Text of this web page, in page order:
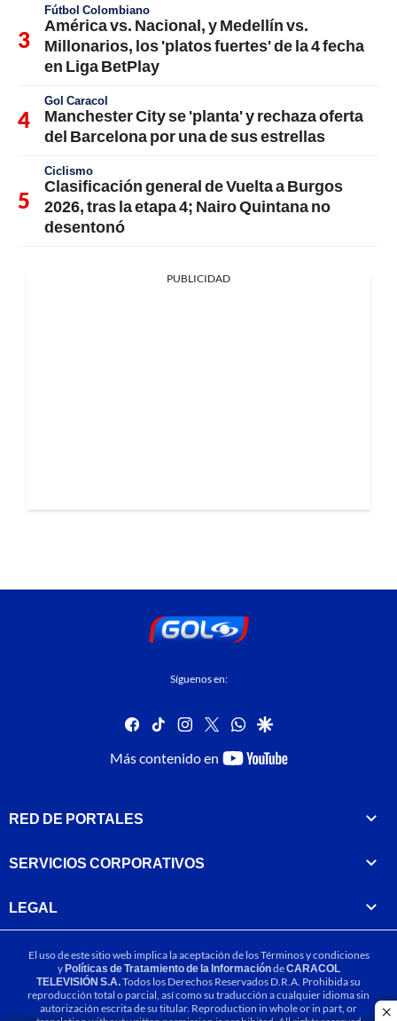
Fútbol Colombiano
América vs. Nacional, y Medellín vs.
Millonarios, los 'platos fuertes' de la 4 fecha
en Liga BetPlay
Gol Caracol
Manchester City se 'planta' y rechaza oferta
del Barcelona por una de sus estrellas
Ciclismo
Clasificación general de Vuelta a Burgos
2026, tras la etapa 4; Nairo Quintana no
desentonó
PUBLICIDAD
Síguenos en:
facebook
tiktok instagram
twitterwhatsapp
google
Más contenido en
youtube-
RED DE PORTALES
SERVICIOS CORPORATIVOS
LEGAL
El uso de este sitio web implica la aceptación de losTérminos y condiciones
yPolíticas de Tratamiento de la InformacióndeCARACOL
TELEVISIÓN S.A.Todos los Derechos Reservados D.R.A. Prohibida su
reproducción total o parcial, así como su traducción a cualquier idioma sin
autorización escrita de su titular. Reproduction in whole or in part, or